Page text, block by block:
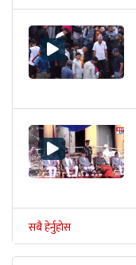
सबै हेर्नुहोस